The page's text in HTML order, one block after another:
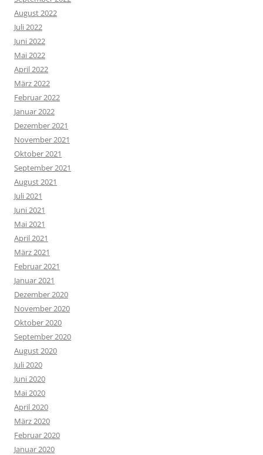
August 2022
Juli 2022
Juni 2022
Mai 2022
April 2022
März 2022
Februar 2022
Januar 2022
Dezember 2021
November 2021
Oktober 2021
September 2021
August 2021
Juli 2021
Juni 2021
Mai 2021
April 2021
März 2021
Februar 2021
Januar 2021
Dezember 2020
November 2020
Oktober 2020
September 2020
August 2020
Juli 2020
Juni 2020
Mai 2020
April 2020
März 2020
Februar 2020
Januar 2020